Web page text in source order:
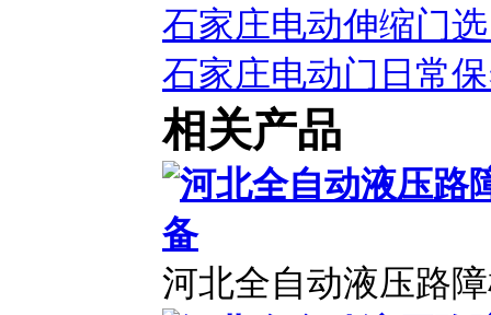
石家庄电动伸缩门
石家庄电动门日常
相关产品
河北全自动液压路